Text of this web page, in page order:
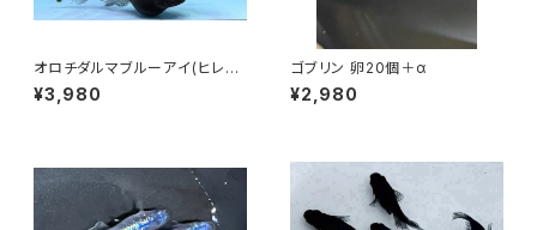
オロチダルマブルーアイ(ヒレ長
血統) 卵20個以上
¥3,980
ゴブリン 卵20個＋α
¥2,980